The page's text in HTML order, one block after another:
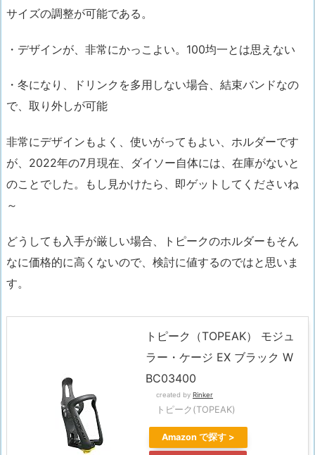
サイズの調整が可能である。
・デザインが、非常にかっこよい。100均一とは思えない
・冬になり、
ドリンクを多用しない場合、結束バンドなの
で、取り外しが可能
非常にデザインもよく、使いがってもよい、ホルダーです
が、 2022年の7月現在、ダイソー自体には、在庫がないと
のことでした。もし見かけたら、即ゲットしてくださいね
～
どうしても入手が厳しい場合、トピークのホルダーもそん
なに価格的に高くないので、検討に値するのではと思いま
す。
トピーク（TOPEAK） モジュ
ラー・ケージ EX ブラック W
BC03400
created by Rinker
トピーク(TOPEAK)
Amazon